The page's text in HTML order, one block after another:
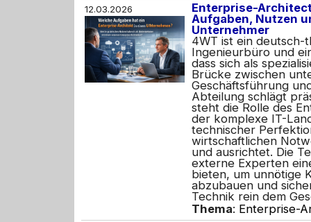
12.03.2026
Enterprise-
Aufgaben, Nutzen
Unternehmer
4WT ist ein deutsch-
Ingenieurbüro und
dass sich als
Brücke zwischen
Geschäftsführung
Abteilung schlägt
steht die Rolle des
der komplexe IT-
technischer
wirtschaftlichen
und ausrichtet. Die
externe Experten
bieten, um unnötige
abzubauen und
Technik rein dem
Thema: Enterprise-